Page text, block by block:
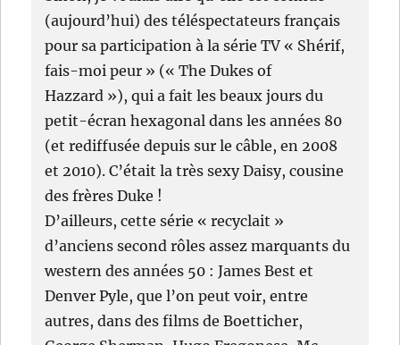
(aujourd’hui) des téléspectateurs français
pour sa participation à la série TV « Shérif,
fais-moi peur » (« The Dukes of
Hazzard »), qui a fait les beaux jours du
petit-écran hexagonal dans les années 80
(et rediffusée depuis sur le câble, en 2008
et 2010). C’était la très sexy Daisy, cousine
des frères Duke !
D’ailleurs, cette série « recyclait »
d’anciens second rôles assez marquants du
western des années 50 : James Best et
Denver Pyle, que l’on peut voir, entre
autres, dans des films de Boetticher,